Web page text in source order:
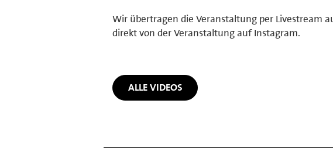
Wir übertragen die Veranstaltung per Livestream
direkt von der Veranstaltung auf Instagram.
ALLE VIDEOS